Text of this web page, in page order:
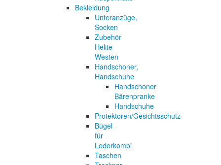
Bekleidung
Unteranzüge,
Socken
Zubehör
Helite-
Westen
Handschoner,
Handschuhe
Handschoner
Bärenpranke
Handschuhe
Protektoren/Gesichtsschutz
Bügel
für
Lederkombi
Taschen